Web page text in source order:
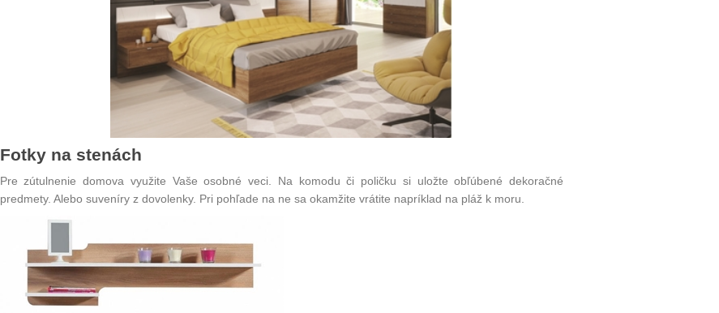
Fotky na stenách
Pre zútulnenie domova využite Vaše osobné veci. Na komodu či poličku si uložte obľúbené dekoračné
predmety. Alebo suveníry z dovolenky. Pri pohľade na ne sa okamžite vrátite napríklad na pláž k moru.